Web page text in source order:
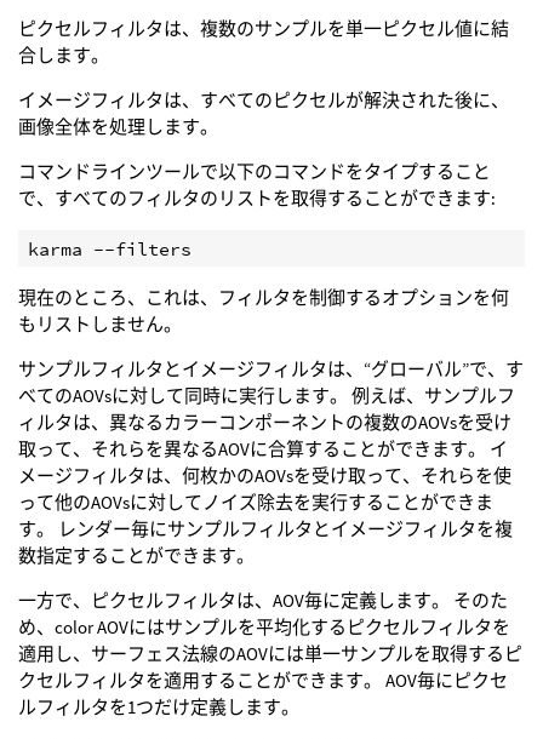
ピクセルフィルタは、複数のサンプルを単一ピクセル値に結
合します。
イメージフィルタは、すべてのピクセルが解決された後に、
画像全体を処理します。
コマンドラインツールで以下のコマンドをタイプすること
で、すべてのフィルタのリストを取得することができます:
現在のところ、これは、フィルタを制御するオプションを何
もリストしません。
サンプルフィルタとイメージフィルタは、“グローバル”で、す
べてのAOVsに対して同時に実行します。 例えば、サンプルフ
ィルタは、異なるカラーコンポーネントの複数のAOVsを受け
取って、それらを異なるAOVに合算することができます。 イ
メージフィルタは、何枚かのAOVsを受け取って、それらを使
って他のAOVsに対してノイズ除去を実行することができま
す。 レンダー毎にサンプルフィルタとイメージフィルタを複
数指定することができます。
一方で、ピクセルフィルタは、AOV毎に定義します。 そのた
め、color AOVにはサンプルを平均化するピクセルフィルタを
適用し、サーフェス法線のAOVには単一サンプルを取得するピ
クセルフィルタを適用することができます。 AOV毎にピクセ
ルフィルタを1つだけ定義します。